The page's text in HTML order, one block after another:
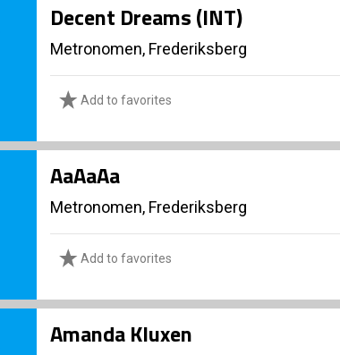
Decent Dreams (INT)
Metronomen, Frederiksberg
Add to favorites
AaAaAa
Metronomen, Frederiksberg
Add to favorites
Amanda Kluxen